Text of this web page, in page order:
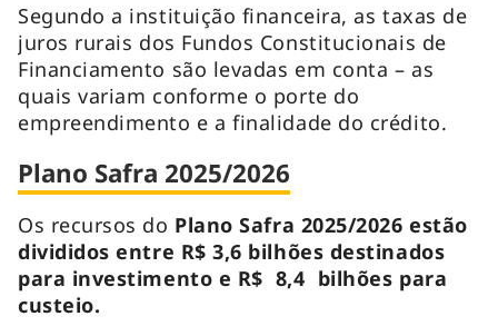
Segundo a instituição financeira, as taxas de
juros rurais dos Fundos Constitucionais de
Financiamento são levadas em conta – as
quais variam conforme o porte do
empreendimento e a finalidade do crédito.
Plano Safra 2025/2026
Os recursos do Plano Safra 2025/2026 estão
divididos entre R$ 3,6 bilhões destinados
para investimento e R$ 8,4 bilhões para
custeio.